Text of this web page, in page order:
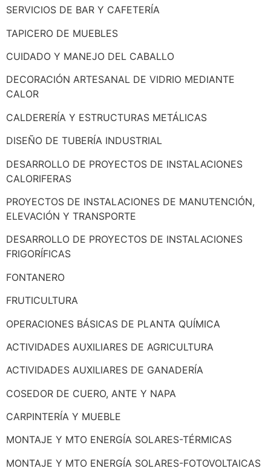
SERVICIOS DE BAR Y CAFETERÍA
TAPICERO DE MUEBLES
CUIDADO Y MANEJO DEL CABALLO
DECORACIÓN ARTESANAL DE VIDRIO MEDIANTE
CALOR
CALDERERÍA Y ESTRUCTURAS METÁLICAS
DISEÑO DE TUBERÍA INDUSTRIAL
DESARROLLO DE PROYECTOS DE INSTALACIONES
CALORIFERAS
PROYECTOS DE INSTALACIONES DE MANUTENCIÓN,
ELEVACIÓN Y TRANSPORTE
DESARROLLO DE PROYECTOS DE INSTALACIONES
FRIGORÍFICAS
FONTANERO
FRUTICULTURA
OPERACIONES BÁSICAS DE PLANTA QUÍMICA
ACTIVIDADES AUXILIARES DE AGRICULTURA
ACTIVIDADES AUXILIARES DE GANADERÍA
COSEDOR DE CUERO, ANTE Y NAPA
CARPINTERÍA Y MUEBLE
MONTAJE Y MTO ENERGÍA SOLARES-TÉRMICAS
MONTAJE Y MTO ENERGÍA SOLARES-FOTOVOLTAICAS